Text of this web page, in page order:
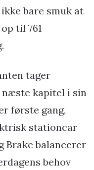
bare smuk at
til 761
tager
kapitel i sin
første gang,
stationcar
Brake balancerer
behov